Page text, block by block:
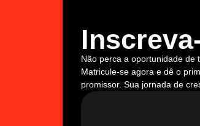
Não perca a oportunidade de
Matricule-se agora e dê o
promissor. Sua jornada de